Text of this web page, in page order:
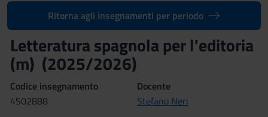
Ritorna agli insegnamenti per periodo
Letteratura spagnola per l'editoria
(m) (2025/2026)
Codice insegnamento
4S02888
Docente
Stefano Neri